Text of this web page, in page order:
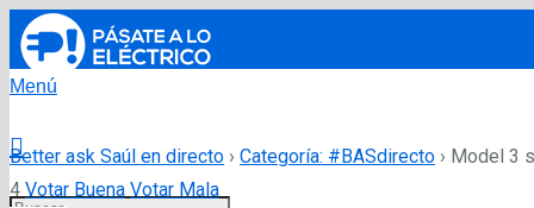
Menú
Better ask Saúl en directo › Categoría: #BASdirecto › Model 3
4 Votar Buena Votar Mala